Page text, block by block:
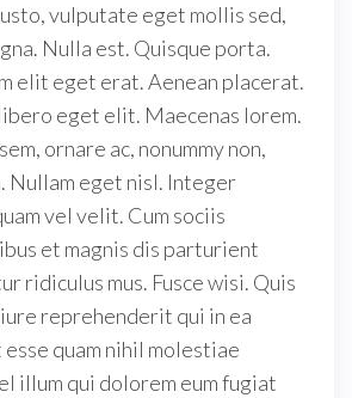
vulputate eget mollis sed,
Nulla est. Quisque porta.
elit eget erat. Aenean placerat.
eget elit. Maecenas lorem.
ornare ac, nonummy non,
Nullam eget nisl. Integer
vel velit. Cum sociis
et magnis dis parturient
ridiculus mus. Fusce wisi. Quis
reprehenderit qui in ea
quam nihil molestiae
illum qui dolorem eum fugiat